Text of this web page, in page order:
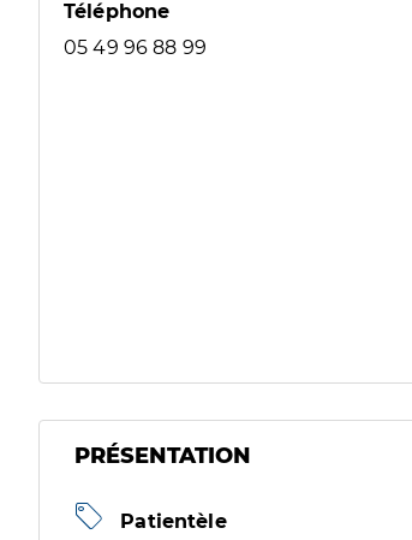
Téléphone
05 49 96 88 99
PRÉSENTATION
Patientèle